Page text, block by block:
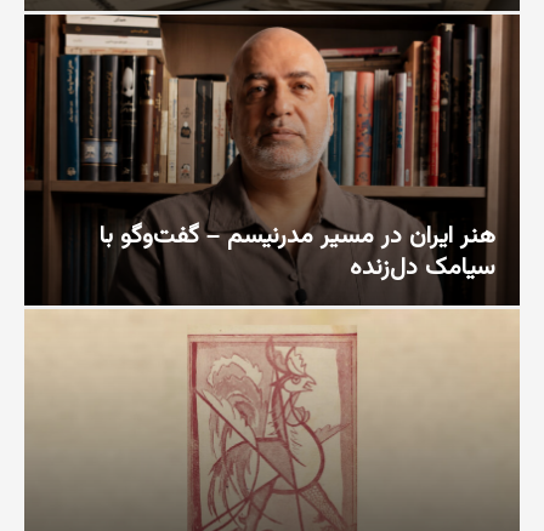
هنر ایران در مسیر مدرنیسم – گفت‌وگو با
سیامک دل‌زنده